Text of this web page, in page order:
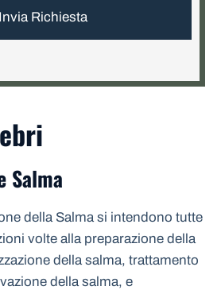
Salma
della Salma si intendono tutte
volte alla preparazione della
della salma, trattamento
della salma, e